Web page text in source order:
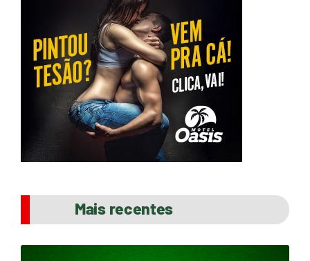
Mais recentes